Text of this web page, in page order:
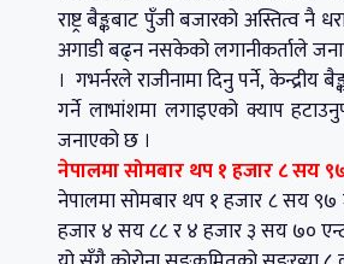
राष्ट्र बैङ्कबाट पुँजी बजारको अस्तित्व नै
अगाडी बढ्न नसकेको लगानीकर्ताले
। गभर्नरले राजीनामा दिनु पर्ने,
गर्ने लाभांशमा लगाइएको क्याप
जनाएको छ ।
नेपालमा सोमबार थप १ हजार ८ सय
नेपालमा सोमबार थप १ हजार ८ सय ९७
हजार ४ सय ८८ र ४ हजार ३ सय ७०